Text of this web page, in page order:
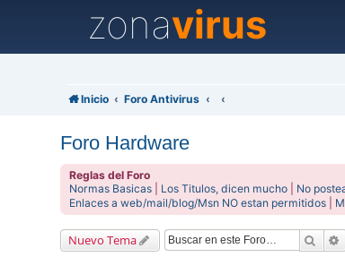
zonavirus
Inicio Foro Antivirus
Foro Hardware
Reglas del Foro
Normas Basicas
Los Titulos, dicen mucho No
Enlaces a web/mail/blog/Msn NO estan permitidos
Nuevo Tema Buscar